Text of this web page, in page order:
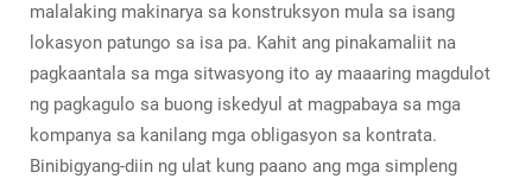
malalaking makinarya sa konstruksyon mula sa isang
lokasyon patungo sa isa pa. Kahit ang pinakamaliit na
pagkaantala sa mga sitwasyong ito ay maaaring magdulot
ng pagkagulo sa buong iskedyul at magpabaya sa mga
kompanya sa kanilang mga obligasyon sa kontrata.
Binibigyang-diin ng ulat kung paano ang mga simpleng